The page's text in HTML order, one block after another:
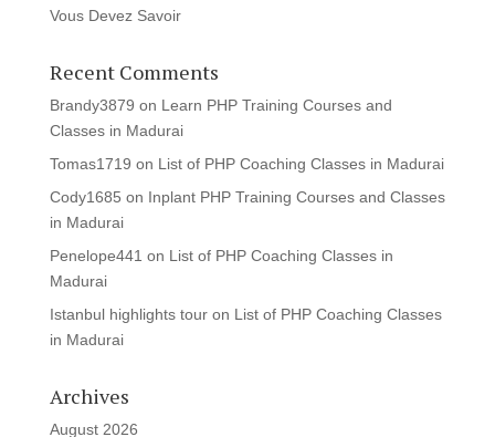
Vous Devez Savoir
Recent Comments
Brandy3879 on Learn PHP Training Courses and
Classes in Madurai
Tomas1719 on List of PHP Coaching Classes in Madurai
Cody1685 on Inplant PHP Training Courses and Classes
in Madurai
Penelope441 on List of PHP Coaching Classes in
Madurai
Istanbul highlights touron List of PHP Coaching Classes
in Madurai
Archives
August 2026